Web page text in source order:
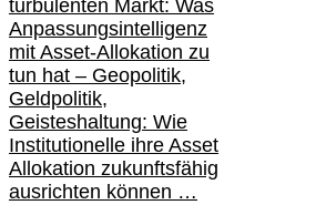
turbulenten Markt: Was
Anpassungsintelligenz
mit Asset-Allokation zu
tun hat – Geopolitik,
Geldpolitik,
Geisteshaltung: Wie
Institutionelle ihre Asset
Allokation zukunftsfähig
ausrichten können …